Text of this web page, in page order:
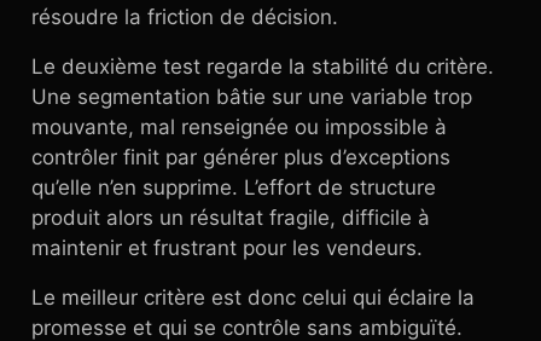
résoudre la friction de décision.
Le deuxième test regarde la stabilité du critère.
Une segmentation bâtie sur une variable trop
mouvante, mal renseignée ou impossible à
contrôler finit par générer plus d’exceptions
qu’elle n’en supprime. L’effort de structure
produit alors un résultat fragile, difficile à
maintenir et frustrant pour les vendeurs.
Le meilleur critère est donc celui qui éclaire la
promesse et qui se contrôle sans ambiguïté.